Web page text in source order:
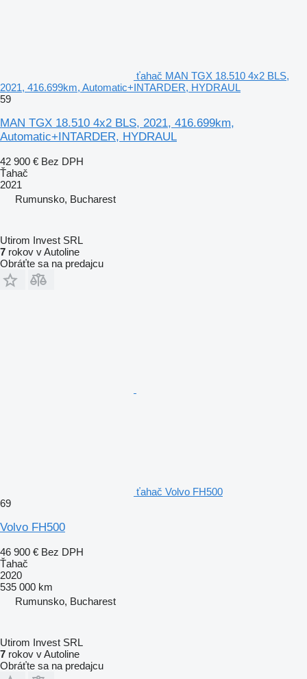
ťahač MAN TGX 18.510 4x2 BLS,
2021, 416.699km, Automatic+INTARDER, HYDRAUL
59
MAN TGX 18.510 4x2 BLS, 2021, 416.699km,
Automatic+INTARDER, HYDRAUL
42 900 € Bez DPH
Ťahač
2021
Rumunsko, Bucharest
Utirom Invest SRL
7 rokov v Autoline
Obráťte sa na predajcu
ťahač Volvo FH500
69
Volvo FH500
46 900 € Bez DPH
Ťahač
2020
535 000 km
Rumunsko, Bucharest
Utirom Invest SRL
7 rokov v Autoline
Obráťte sa na predajcu